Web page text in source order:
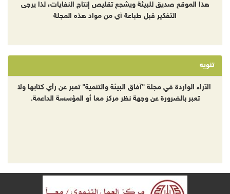
هذا الموقع صديق للبيئة ويشجع تقليص إنتاج النفايات، لذا يرجى
التفكير قبل طباعة أي من مواد هذه المجلة
تنويه
الآراء الواردة في مجلة "آفاق البيئة والتنمية" تعبر عن رأي كتابها ولا
تعبر بالضرورة عن وجهة نظر مركز معا أو المؤسسة الداعمة.